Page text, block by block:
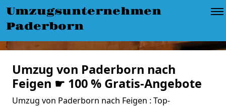
Umzugsunternehmen
Paderborn
Umzug von Paderborn nach
Feigen ☛ 100 % Gratis-Angebote
Umzug von Paderborn nach Feigen : Top-